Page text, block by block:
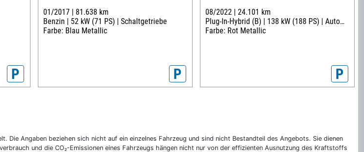
P
01/2017 | 81.638 km
Benzin | 52 kW (71 PS) | Schaltgetriebe
Farbe: Blau Metallic
P
08/2022 | 24.101 km
Plug-In-Hybrid (B) | 138 kW (188 PS) | Automatik
Farbe: Rot Metallic
P
Die Angaben beziehen sich nicht auf ein einzelnes Fahrzeug und sind nicht Bestandteil des Angebots. Sie dienen
und die CO₂-Emissionen eines Fahrzeugs hängen nicht nur von der effizienten Ausnutzung des Kraftstoffs